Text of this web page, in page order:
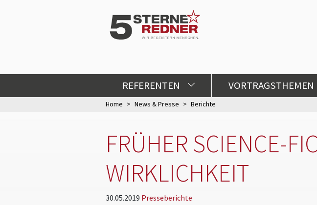
REFERENTEN VORTRAGSTHEMEN
Home News & Presse Berichte
FRÜHER SCIENCE-
WIRKLICHKEIT
30.05.2019 Presseberichte